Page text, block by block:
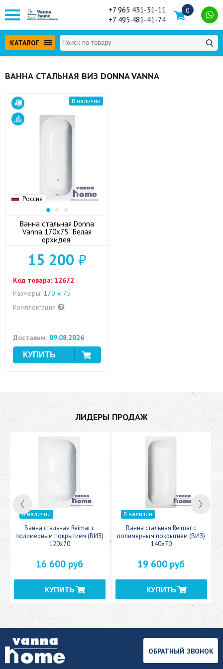
+7 965 431-31-11
+7 495 481-41-74
0
КАТАЛОГ
ВАННА СТАЛЬНАЯ ВИЗ DONNA VANNA
Россия
В наличии
Ванна стальная Donna
Vanna 170x75 "Белая
орхидея"
15 200 ₽
Код товара: 12672
Размеры: 170 х 75
Комплектация
Доставим: 09.08.2026
ЛИДЕРЫ ПРОДАЖ
В наличии
Ванна стальная Reimar с
полимерным покрытием (ВИЗ)
120x70
16 600 руб
В наличии
Ванна стальная Reimar с
полимерным покрытием (ВИЗ)
140x70
19 600 руб
ОБРАТНЫЙ ЗВОНОК